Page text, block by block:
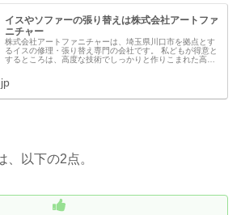
イスやソファーの張り替えは株式会社アートファ
ニチャー
株式会社アートファニチャーは、埼玉県川口市を拠点とす
るイスの修理・張り替え専門の会社です。 私どもが得意と
するところは、高度な技術でしっかりと作りこまれた高級
、以下の2点。